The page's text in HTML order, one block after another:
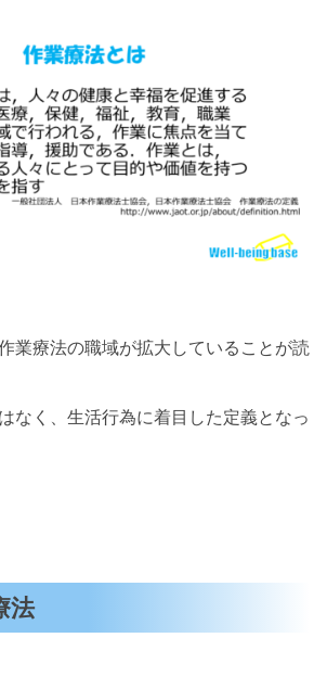
業療法の職域が拡大していることが読
なく、生活行為に着目した定義となっ
法